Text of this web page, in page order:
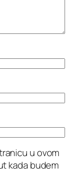
u ovom
kada budem